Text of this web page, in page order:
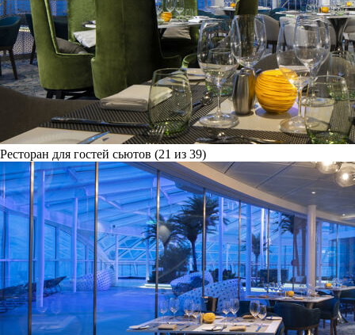
Ресторан для гостей сьютов (21 из 39)